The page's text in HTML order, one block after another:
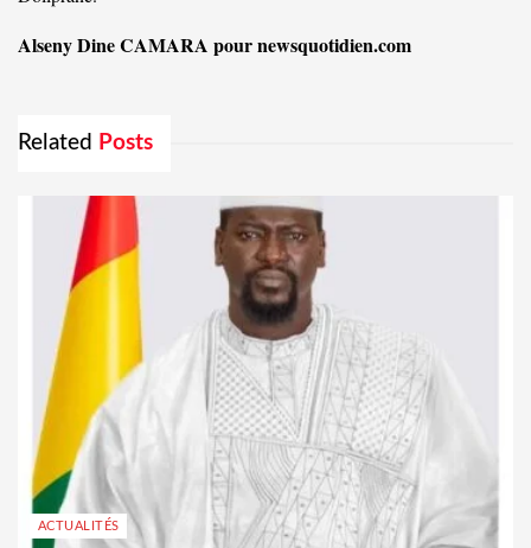
Alseny Dine CAMARA pour newsquotidien.com
Related Posts
ACTUALITÉS